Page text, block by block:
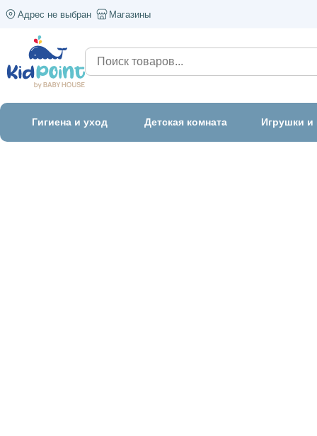
Адрес не выбран Магазины
Гигиена и уход Детская комната Игрушки и